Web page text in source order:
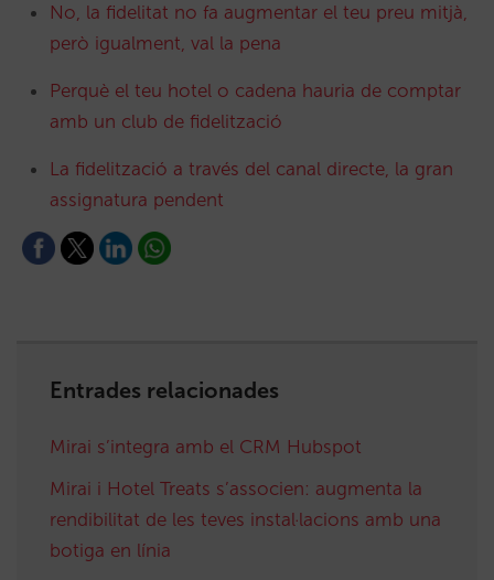
No, la fidelitat no fa augmentar el teu preu mitjà,
però igualment, val la pena
Perquè el teu hotel o cadena hauria de comptar
amb un club de fidelització
La fidelització a través del canal directe, la gran
assignatura pendent
Entrades relacionades
Mirai s’integra amb el CRM Hubspot
Mirai i Hotel Treats s’associen: augmenta la
rendibilitat de les teves instal·lacions amb una
botiga en línia